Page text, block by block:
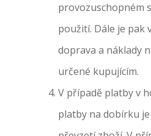
provozuschopném
použití. Dále je pak
doprava a náklady
určené kupujícím.
V případě platby v
platby na dobírku